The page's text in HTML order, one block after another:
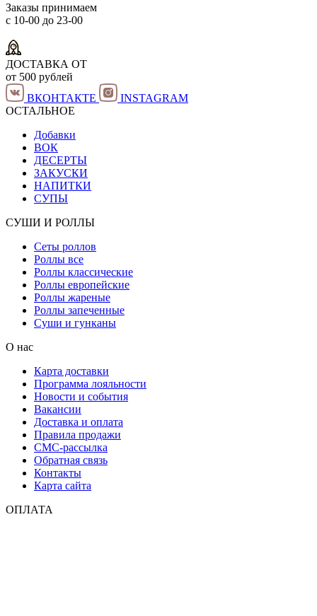
Заказы принимаем
с 10-00 до 23-00
ДОСТАВКА ОТ
от 500 рублей
ВКОНТАКТЕ
INSTAGRAM
ОСТАЛЬНОЕ
Добавки
ВОК
ДЕСЕРТЫ
ЗАКУСКИ
НАПИТКИ
СУПЫ
СУШИ И РОЛЛЫ
Сеты роллов
Роллы все
Роллы классические
Роллы европейские
Роллы жареные
Роллы запеченные
Суши и гунканы
О нас
Карта доставки
Программа лояльности
Новости и события
Вакансии
Доставка и оплата
Правила продажи
СМС-рассылка
Обратная связь
Контакты
Карта сайта
ОПЛАТА